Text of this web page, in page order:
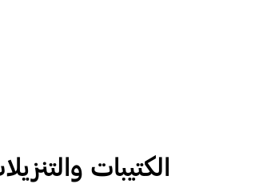
الكتيبات